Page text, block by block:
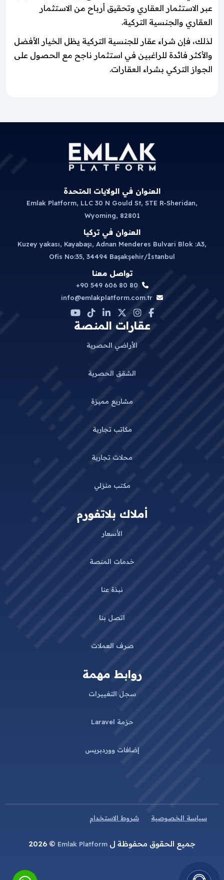
عبر الاستثمار العقاري وتحقيق أرباح من الاستثمار
العقاري والجنسية التركية.
لذلك، فإن شراء عقار للجنسية التركية يظل الخيار الأفضل
والأكثر فائدة للراغبين في استثمار ناجح مع الحصول على
الجواز التركي بشراء العقارات.
العنوان في الولايات المتحدة
Emlak Platform, LLC 30 N Gould St, STE R-Sheridan,
Wyoming, 82801
العنوان في تركيا
Kuzey yakası, Kayabaşı, Adnan Menderes Bulvari Blok :A3,
Ofis No:35, 34494 Başakşehir/İstanbul
تواصل معنا
+90 549 606 80 80
info@emlakplatform.com.tr
عقارات المنصة
الأراضي الحصرية
الشقق الحصرية
مشاريع مميزة
مكاتب تجارية
محلات تجارية
مكتب منزلي
أملاك بلاتفورم
الأسعار
خدمات المنصة
نبذة عنا
اتصل بنا
صرف العملات
روابط مهمة
سجل التغييرات
حزمة Laravel
إضافات ووردبريس
سياسة الخصوصية شروط الاستخدام
جميع الحقوق محفوظة ل Emlak Platform
© 2026